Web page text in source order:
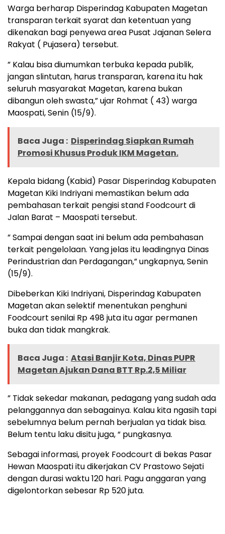
Warga berharap Disperindag Kabupaten Magetan
transparan terkait syarat dan ketentuan yang
dikenakan bagi penyewa area Pusat Jajanan Selera
Rakyat ( Pujasera) tersebut.
” Kalau bisa diumumkan terbuka kepada publik,
jangan slintutan, harus transparan, karena itu hak
seluruh masyarakat Magetan, karena bukan
dibangun oleh swasta,” ujar Rohmat ( 43) warga
Maospati, Senin (15/9).
Baca Juga : Disperindag Siapkan Rumah
Promosi Khusus Produk IKM Magetan.
Kepala bidang (Kabid) Pasar Disperindag Kabupaten
Magetan Kiki Indriyani memastikan belum ada
pembahasan terkait pengisi stand Foodcourt di
Jalan Barat – Maospati tersebut.
” Sampai dengan saat ini belum ada pembahasan
terkait pengelolaan. Yang jelas itu leadingnya Dinas
Perindustrian dan Perdagangan,” ungkapnya, Senin
(15/9).
Dibeberkan Kiki Indriyani, Disperindag Kabupaten
Magetan akan selektif menentukan penghuni
Foodcourt senilai Rp 498 juta itu agar permanen
buka dan tidak mangkrak.
Baca Juga : Atasi Banjir Kota, Dinas PUPR
Magetan Ajukan Dana BTT Rp.2,5 Miliar
” Tidak sekedar makanan, pedagang yang sudah ada
pelanggannya dan sebagainya. Kalau kita ngasih tapi
sebelumnya belum pernah berjualan ya tidak bisa.
Belum tentu laku disitu juga, “ pungkasnya.
Sebagai informasi, proyek Foodcourt di bekas Pasar
Hewan Maospati itu dikerjakan CV Prastowo Sejati
dengan durasi waktu 120 hari. Pagu anggaran yang
digelontorkan sebesar Rp 520 juta.